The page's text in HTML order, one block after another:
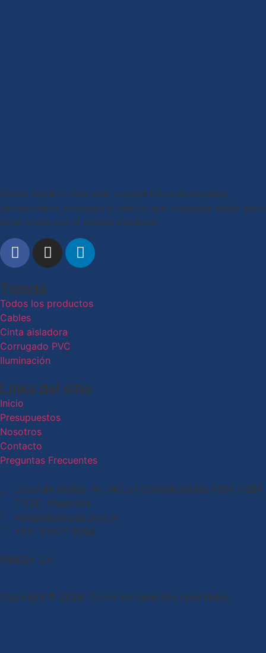
Desde nuestro sitio web, compartimos novedades,
lanzamientos, consejos y todo lo que necesitás saber para
estar al día con el mundo eléctrico.
Tienda
Todos los productos
Cables
Cinta aisladora
Corrugado PVC
Iluminación
Links del sitio
Inicio
Presupuestos
Nosotros
Contacto
Preguntas Frecuentes
Local de ventas: Av. de Los Constituyentes 6061, CaBA
(1431), Argentina
ventas@pimesa.com.ar
+54 11 4571 9096
PIMESA S.A.
Copyright © 2026. Todos los derechos reservados.